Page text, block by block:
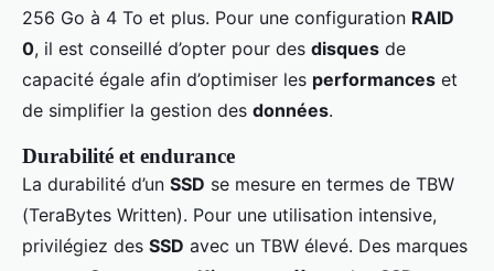
256 Go à 4 To et plus. Pour une configuration RAID
0, il est conseillé d’opter pour des disques de
capacité égale afin d’optimiser les performances et
de simplifier la gestion des données.
Durabilité et endurance
La durabilité d’un SSD se mesure en termes de TBW
(TeraBytes Written). Pour une utilisation intensive,
privilégiez des SSD avec un TBW élevé. Des marques